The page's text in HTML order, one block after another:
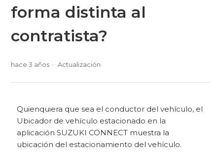
forma distinta al
contratista?
hace 3 años Actualización
Quienquiera que sea el conductor del vehículo, el
Ubicador de vehículo estacionado en la
aplicación SUZUKI CONNECT muestra la
ubicación del estacionamiento del vehículo.